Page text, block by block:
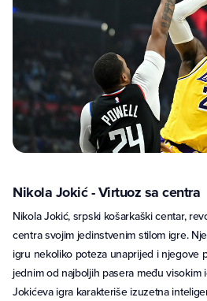
Nikola Jokić - Virtuoz sa centra
Nikola Jokić, srpski košarkaški centar,
centra svojim jedinstvenim stilom igre.
igru nekoliko poteza unaprijed i njegove
jednim od najboljih pasera među visokim
Jokićeva igra karakteriše izuzetna